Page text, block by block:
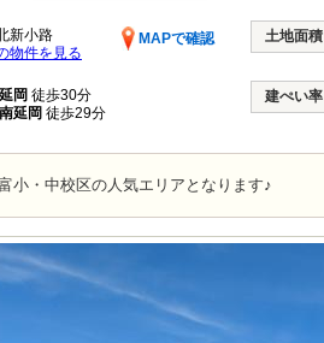
新小路
MAPで確認
物件を見る
土地面積
延岡 徒歩30分
南延岡 徒歩29分
建ぺい率
小・中校区の人気エリアとなります♪